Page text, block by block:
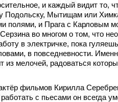
и каждый видит то,
Подольску, Мытищам или
полями, и Прага с Карловым
во многом о том, что
в электричке, пока
в повседневности.
из мелочей, радоваться
фильмов Кирилла
с пьесами он всегда